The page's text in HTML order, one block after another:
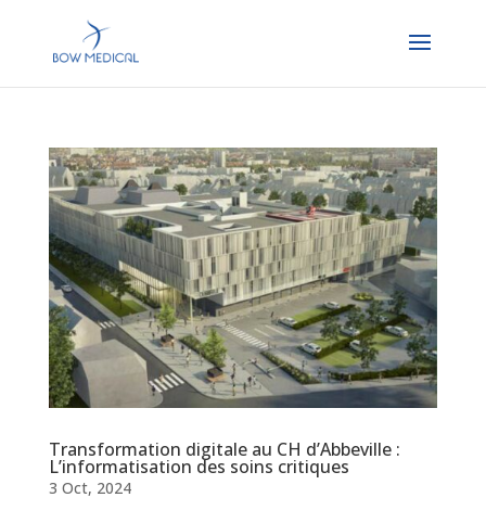
Transformation digitale au CH d’Abbeville :
L’informatisation des soins critiques
3 Oct, 2024